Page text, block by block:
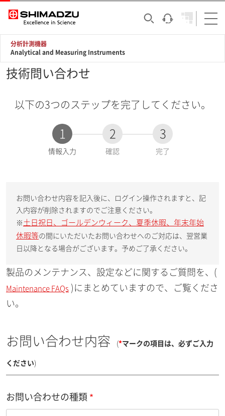
分析計測機器
Analytical and Measuring Instruments
技術問い合わせ
以下の3つのステップを完了してください。
1
現
情報入力
2
確認
3
完了
お問い合わせ内容を記入後に、ログイン操作されますと、記
入内容が削除されますのでご注意ください。
※ 土日祝日、ゴールデンウィーク、夏季休暇、年末年始
休暇等の間にいただいたお問い合わせへのご対応は、翌営業
日以降となる場合がございます。予めご了承ください。
製品のメンテナンス、設定などに関するご質問を、(
Maintenance FAQs )にまとめていますので、ご覧くださ
い。
お問い合わせ内容 (*マークの項目は、必ずご入力
ください)
お問い合わせの種類